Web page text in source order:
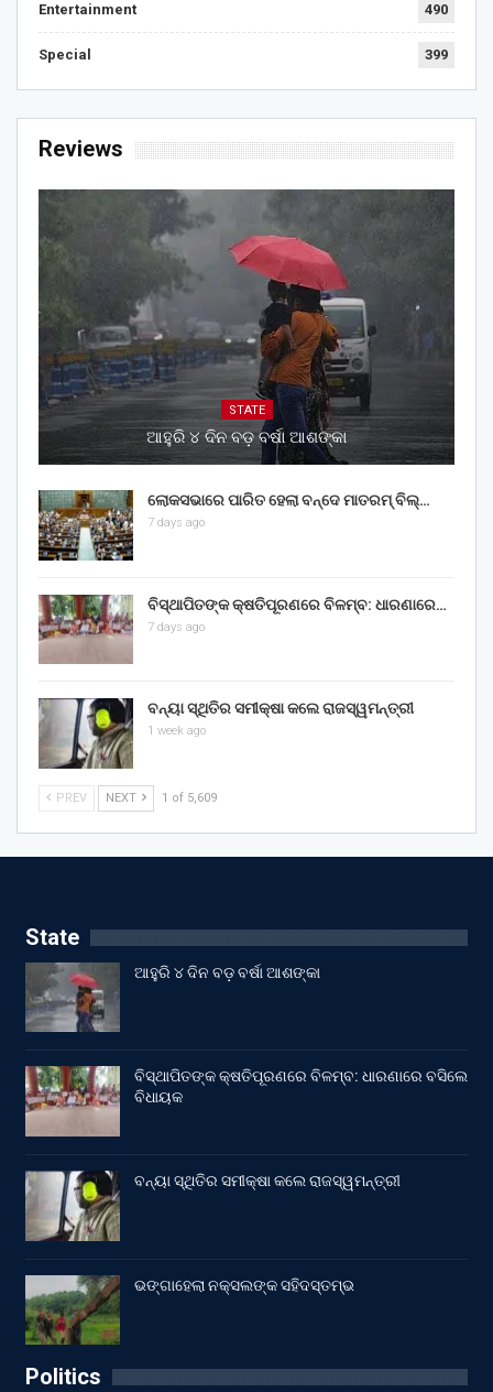
Entertainment 490
Special 399
Reviews
STATE
ଆହୁରି ୪ ଦିନ ବଡ଼ ବର୍ଷା ଆଶଙ୍କା
ଲୋକସଭାରେ ପାରିତ ହେଲା ବନ୍ଦେ ମାତରମ୍‌ ବିଲ୍‌…
7 days ago
ବିସ୍ଥାପିତଙ୍କ କ୍ଷତିପୂରଣରେ ବିଳମ୍ବ: ଧାରଣାରେ…
7 days ago
ବନ୍ୟା ସ୍ଥିତିର ସମୀକ୍ଷା କଲେ ରାଜସ୍ୱମନ୍ତ୍ରୀ
1 week ago
PREV NEXT 1 of 5,609
State
ଆହୁରି ୪ ଦିନ ବଡ଼ ବର୍ଷା ଆଶଙ୍କା
ବିସ୍ଥାପିତଙ୍କ କ୍ଷତିପୂରଣରେ ବିଳମ୍ବ: ଧାରଣାରେ ବସିଲେ
ବିଧାୟକ
ବନ୍ୟା ସ୍ଥିତିର ସମୀକ୍ଷା କଲେ ରାଜସ୍ୱମନ୍ତ୍ରୀ
ଭଙ୍ଗାହେଲା ନକ୍ସଲଙ୍କ ସହିଦସ୍ତମ୍ଭ
Politics